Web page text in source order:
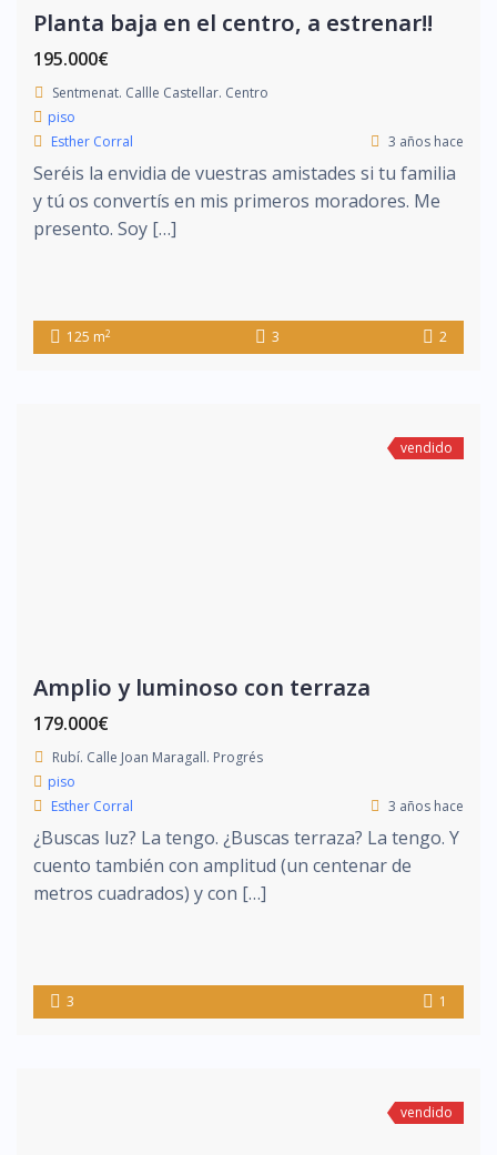
Planta baja en el centro, a estrenar!!
195.000€
Sentmenat. Callle Castellar. Centro
piso
Esther Corral
3 años hace
Seréis la envidia de vuestras amistades si tu familia
y tú os convertís en mis primeros moradores. Me
presento. Soy […]
125 m2 3 2
vendido
Amplio y luminoso con terraza
179.000€
Rubí. Calle Joan Maragall. Progrés
piso
Esther Corral
3 años hace
¿Buscas luz? La tengo. ¿Buscas terraza? La tengo. Y
cuento también con amplitud (un centenar de
metros cuadrados) y con […]
3 1
vendido